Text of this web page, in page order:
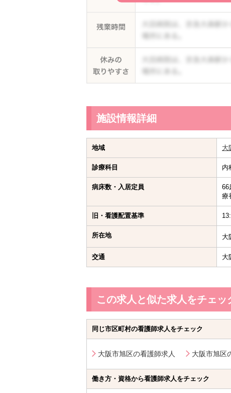
施設情報詳細
地域 大
診療科目 内
病床数・入居定員
療
旧・看護配置基準
所在地 大
交通 大
この求人と似た求人をチェッ
同じ市区町村の看護師求人をチェック
大阪市旭区の看護師求人 大阪市旭区
働き方・資格から看護師求人をチェック